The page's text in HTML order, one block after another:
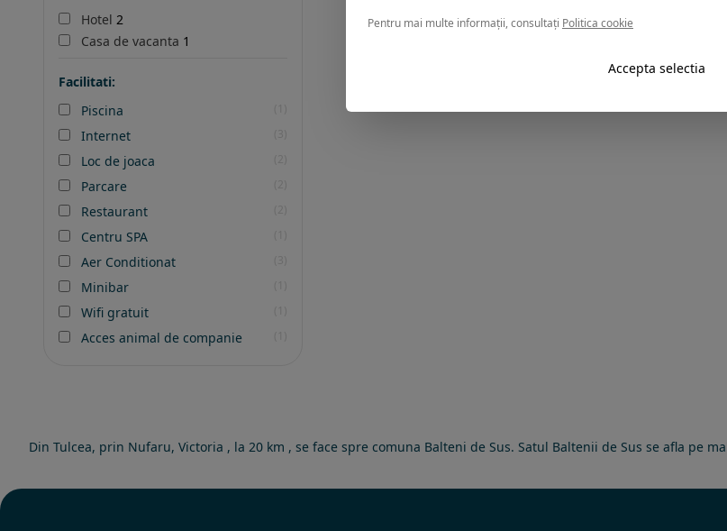
Hotel 2
Casa de vacanta 1
Facilitati:
Piscina
Internet
Loc de joaca
Parcare
Restaurant
Centru SPA
Aer Conditionat
Minibar
Wifi gratuit
Acces animal de companie
Din Tulcea, prin Nufaru, Victoria , la 20 km , se face spre comuna Balteni de Sus. Satul Baltenii de Sus se afla pe
Pentru mai multe informații, consultați Politica cookie
Accepta selectia